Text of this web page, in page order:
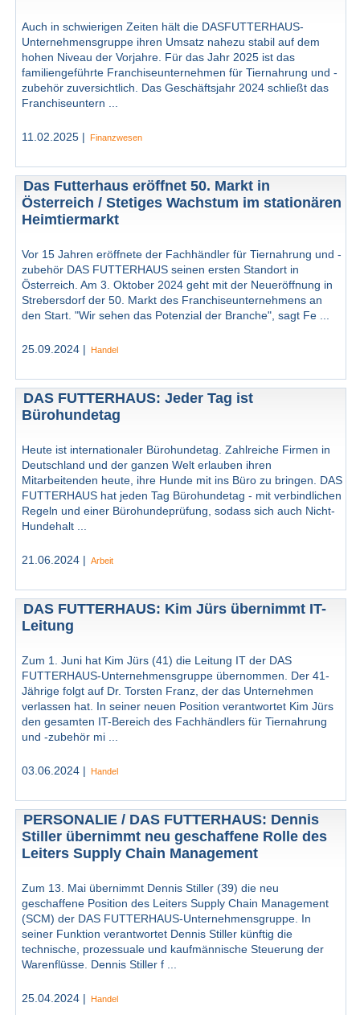
Auch in schwierigen Zeiten hält die DASFUTTERHAUS-
Unternehmensgruppe ihren Umsatz nahezu stabil auf dem
hohen Niveau der Vorjahre. Für das Jahr 2025 ist das
familiengeführte Franchiseunternehmen für Tiernahrung und -
zubehör zuversichtlich. Das Geschäftsjahr 2024 schließt das
Franchiseuntern ...
11.02.2025 | Finanzwesen
Das Futterhaus eröffnet 50. Markt in
Österreich / Stetiges Wachstum im stationären
Heimtiermarkt
Vor 15 Jahren eröffnete der Fachhändler für Tiernahrung und -
zubehör DAS FUTTERHAUS seinen ersten Standort in
Österreich. Am 3. Oktober 2024 geht mit der Neueröffnung in
Strebersdorf der 50. Markt des Franchiseunternehmens an
den Start. "Wir sehen das Potenzial der Branche", sagt Fe ...
25.09.2024 | Handel
DAS FUTTERHAUS: Jeder Tag ist
Bürohundetag
Heute ist internationaler Bürohundetag. Zahlreiche Firmen in
Deutschland und der ganzen Welt erlauben ihren
Mitarbeitenden heute, ihre Hunde mit ins Büro zu bringen. DAS
FUTTERHAUS hat jeden Tag Bürohundetag - mit verbindlichen
Regeln und einer Bürohundeprüfung, sodass sich auch Nicht-
Hundehalt ...
21.06.2024 | Arbeit
DAS FUTTERHAUS: Kim Jürs übernimmt IT-
Leitung
Zum 1. Juni hat Kim Jürs (41) die Leitung IT der DAS
FUTTERHAUS-Unternehmensgruppe übernommen. Der 41-
Jährige folgt auf Dr. Torsten Franz, der das Unternehmen
verlassen hat. In seiner neuen Position verantwortet Kim Jürs
den gesamten IT-Bereich des Fachhändlers für Tiernahrung
und -zubehör mi ...
03.06.2024 | Handel
PERSONALIE / DAS FUTTERHAUS: Dennis
Stiller übernimmt neu geschaffene Rolle des
Leiters Supply Chain Management
Zum 13. Mai übernimmt Dennis Stiller (39) die neu
geschaffene Position des Leiters Supply Chain Management
(SCM) der DAS FUTTERHAUS-Unternehmensgruppe. In
seiner Funktion verantwortet Dennis Stiller künftig die
technische, prozessuale und kaufmännische Steuerung der
Warenflüsse. Dennis Stiller f ...
25.04.2024 | Handel